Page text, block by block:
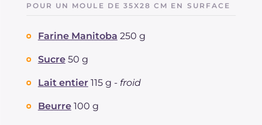
POUR UN MOULE DE 35X28 CM EN SURFACE
Farine Manitoba 250 g
Sucre 50 g
Lait entier 115 g - froid
Beurre 100 g